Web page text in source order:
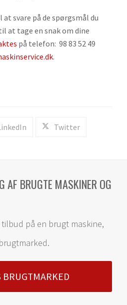
svare på de spørgsmål du
at tage en snak om dine
på telefon: 98 83 52 49
.
Twitter
AF BRUGTE MASKINER OG
på en brugt maskine,
BRUGTMARKED